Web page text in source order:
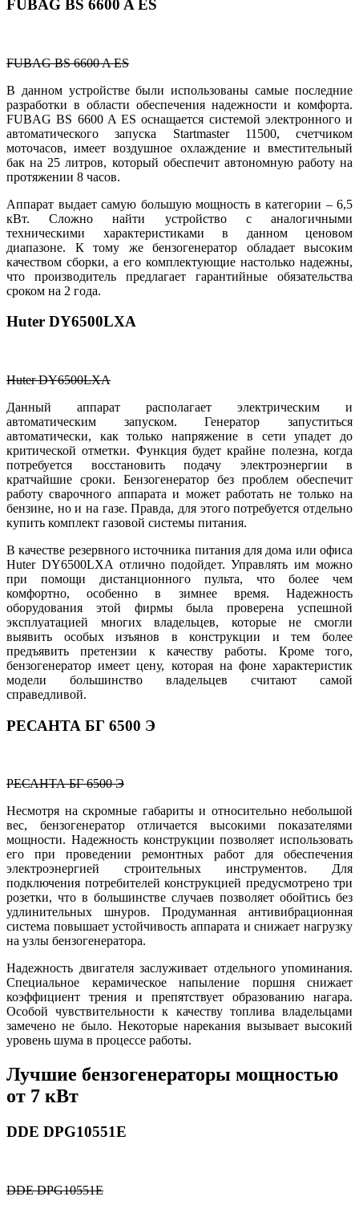
FUBAG BS 6600 A ES
FUBAG BS 6600 A ES
В данном устройстве были использованы самые последние
разработки в области обеспечения надежности и комфорта.
FUBAG BS 6600 A ES оснащается системой электронного и
автоматического запуска Startmaster 11500, счетчиком
моточасов, имеет воздушное охлаждение и вместительный
бак на 25 литров, который обеспечит автономную работу на
протяжении 8 часов.
Аппарат выдает самую большую мощность в категории – 6,5
кВт. Сложно найти устройство с аналогичными
техническими характеристиками в данном ценовом
диапазоне. К тому же бензогенератор обладает высоким
качеством сборки, а его комплектующие настолько надежны,
что производитель предлагает гарантийные обязательства
сроком на 2 года.
Huter DY6500LXA
Huter DY6500LXA
Данный аппарат располагает электрическим и
автоматическим запуском. Генератор запуститься
автоматически, как только напряжение в сети упадет до
критической отметки. Функция будет крайне полезна, когда
потребуется восстановить подачу электроэнергии в
кратчайшие сроки. Бензогенератор без проблем обеспечит
работу сварочного аппарата и может работать не только на
бензине, но и на газе. Правда, для этого потребуется отдельно
купить комплект газовой системы питания.
В качестве резервного источника питания для дома или офиса
Huter DY6500LXA отлично подойдет. Управлять им можно
при помощи дистанционного пульта, что более чем
комфортно, особенно в зимнее время. Надежность
оборудования этой фирмы была проверена успешной
эксплуатацией многих владельцев, которые не смогли
выявить особых изъянов в конструкции и тем более
предъявить претензии к качеству работы. Кроме того,
бензогенератор имеет цену, которая на фоне характеристик
модели большинство владельцев считают самой
справедливой.
РЕСАНТА БГ 6500 Э
РЕСАНТА БГ 6500 Э
Несмотря на скромные габариты и относительно небольшой
вес, бензогенератор отличается высокими показателями
мощности. Надежность конструкции позволяет использовать
его при проведении ремонтных работ для обеспечения
электроэнергией строительных инструментов. Для
подключения потребителей конструкцией предусмотрено три
розетки, что в большинстве случаев позволяет обойтись без
удлинительных шнуров. Продуманная антивибрационная
система повышает устойчивость аппарата и снижает нагрузку
на узлы бензогенератора.
Надежность двигателя заслуживает отдельного упоминания.
Специальное керамическое напыление поршня снижает
коэффициент трения и препятствует образованию нагара.
Особой чувствительности к качеству топлива владельцами
замечено не было. Некоторые нарекания вызывает высокий
уровень шума в процессе работы.
Лучшие бензогенераторы мощностью
от 7 кВт
DDE DPG10551E
DDE DPG10551E